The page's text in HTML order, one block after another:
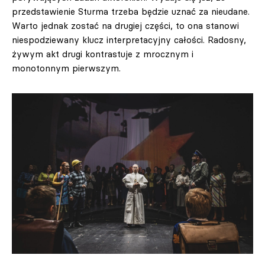
przedstawienie Sturma trzeba będzie uznać za nieudane.
Warto jednak zostać na drugiej części, to ona stanowi
niespodziewany klucz interpretacyjny całości. Radosny,
żywym akt drugi kontrastuje z mrocznym i
monotonnym pierwszym.